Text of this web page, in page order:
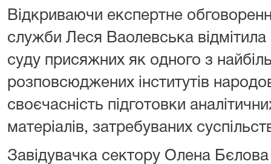
Відкриваючи експертне
служби Леся Ваолевська відмітила
суду присяжних як одного з
розповсюджених інститутів
своєчасність підготовки
матеріалів, затребуваних
Завідувачка сектору Олена